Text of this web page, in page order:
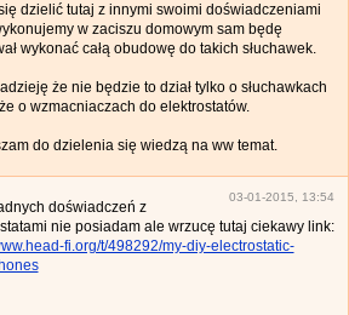
dzielić tutaj z innymi swoimi doświadczeniami
w zaciszu domowym sam będę
wykonać całą obudowę do takich słuchawek.
że nie będzie to dział tylko o słuchawkach
o wzmacniaczach do elektrostatów.
do dzielenia się wiedzą na ww temat.
03-01-2015, 13:54
doświadczeń z
nie posiadam ale wrzucę tutaj ciekawy link:
fi.org/t/498292/my-diy-electrostatic-